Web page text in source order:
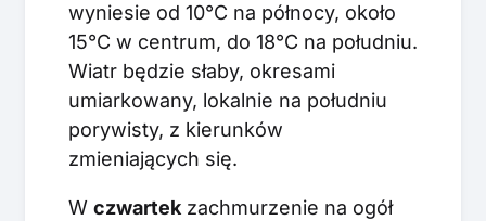
wyniesie od 10°C na północy, około
15°C w centrum, do 18°C na południu.
Wiatr będzie słaby, okresami
umiarkowany, lokalnie na południu
porywisty, z kierunków
zmieniających się.
W czwartek zachmurzenie na ogół